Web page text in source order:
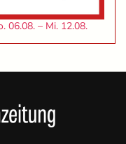
06.08. – Mi. 12.08.